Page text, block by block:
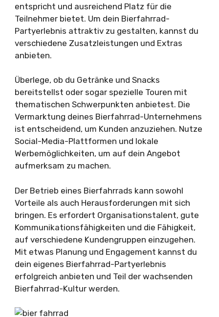
entspricht und ausreichend Platz für die
Teilnehmer bietet. Um dein Bierfahrrad-
Partyerlebnis attraktiv zu gestalten, kannst du
verschiedene Zusatzleistungen und Extras
anbieten.
Überlege, ob du Getränke und Snacks
bereitstellst oder sogar spezielle Touren mit
thematischen Schwerpunkten anbietest. Die
Vermarktung deines Bierfahrrad-Unternehmens
ist entscheidend, um Kunden anzuziehen. Nutze
Social-Media-Plattformen und lokale
Werbemöglichkeiten, um auf dein Angebot
aufmerksam zu machen.
Der Betrieb eines Bierfahrrads kann sowohl
Vorteile als auch Herausforderungen mit sich
bringen. Es erfordert Organisationstalent, gute
Kommunikationsfähigkeiten und die Fähigkeit,
auf verschiedene Kundengruppen einzugehen.
Mit etwas Planung und Engagement kannst du
dein eigenes Bierfahrrad-Partyerlebnis
erfolgreich anbieten und Teil der wachsenden
Bierfahrrad-Kultur werden.